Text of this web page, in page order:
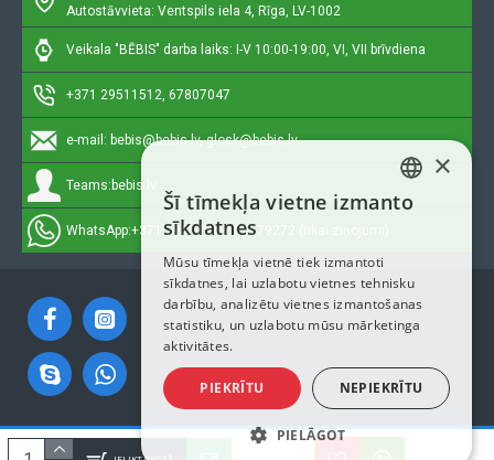
Autostāvvieta: Ventspils iela 4, Rīga, LV-1002
Veikala "BĒBIS" darba laiks: I-V 10:00-19:00, VI, VII brīvdiena
+371 29511512, 67807047
e-mail: bebis@bebis.lv, glosk@bebis.lv
Teams: bebis.lv
WhatsApp:+371 29511512, 20579272 (tikai ziņojumi)
Autortiesības © 2023, Bebis.lv, Visas tiesības aizsargātas
LATVIAN
ENGLISH
×
Šī tīmekļa vietne izmanto
sīkdatnes
Mūsu tīmekļa vietnē tiek izmantoti
sīkdatnes, lai uzlabotu vietnes tehnisku
darbību, analizētu vietnes izmantošanas
statistiku, un uzlabotu mūsu mārketinga
aktivitātes.
PIEKRĪTU NEPIEKRĪTU
PIELĀGOT